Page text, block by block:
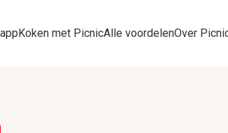
Koken met PicnicAlle voordelenOver